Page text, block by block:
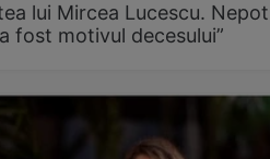
lui Mircea Lucescu.
fost motivul decesului”